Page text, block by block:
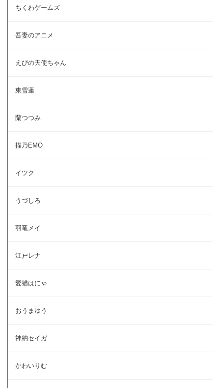
ちくわゲームズ
吾妻のアニメ
えびの天使ちゃん
東雪蓮
蘭つつみ
描乃EMO
イツク
うづしろ
羽竜メイ
江戸レナ
愛猫はにゃ
おうまゆう
神納セイガ
かわいりむ